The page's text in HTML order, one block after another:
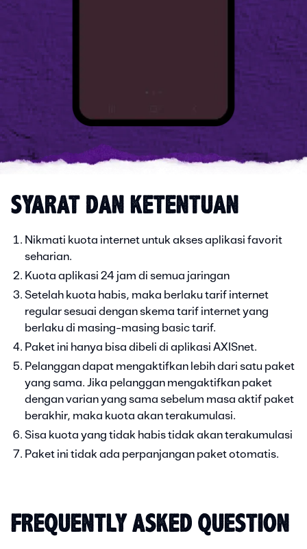
SYARAT DAN KETENTUAN
Nikmati kuota internet untuk akses aplikasi favorit
seharian.
Kuota aplikasi 24 jam di semua jaringan
Setelah kuota habis, maka berlaku tarif internet
regular sesuai dengan skema tarif internet yang
berlaku di masing-masing basic tarif.
Paket ini hanya bisa dibeli di aplikasi AXISnet.
Pelanggan dapat mengaktifkan lebih dari satu paket
yang sama. Jika pelanggan mengaktifkan paket
dengan varian yang sama sebelum masa aktif paket
berakhir, maka kuota akan terakumulasi.
Sisa kuota yang tidak habis tidak akan terakumulasi
Paket ini tidak ada perpanjangan paket otomatis.
FREQUENTLY ASKED QUESTION